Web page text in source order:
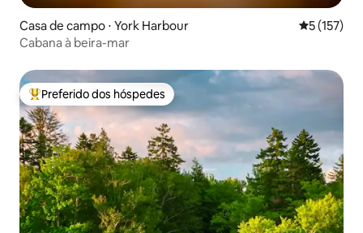
Casa de campo ⋅ York Harbour 5 de uma
5 (157)
Cabana à beira-mar
Entre os melhores preferidos dos hóspedes
Preferido dos hóspedes